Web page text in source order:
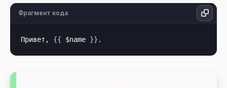
Фрагмент кода
Привет, {{ $name }}